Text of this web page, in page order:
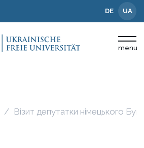
DE UA
menu
Візит депутатки німецького